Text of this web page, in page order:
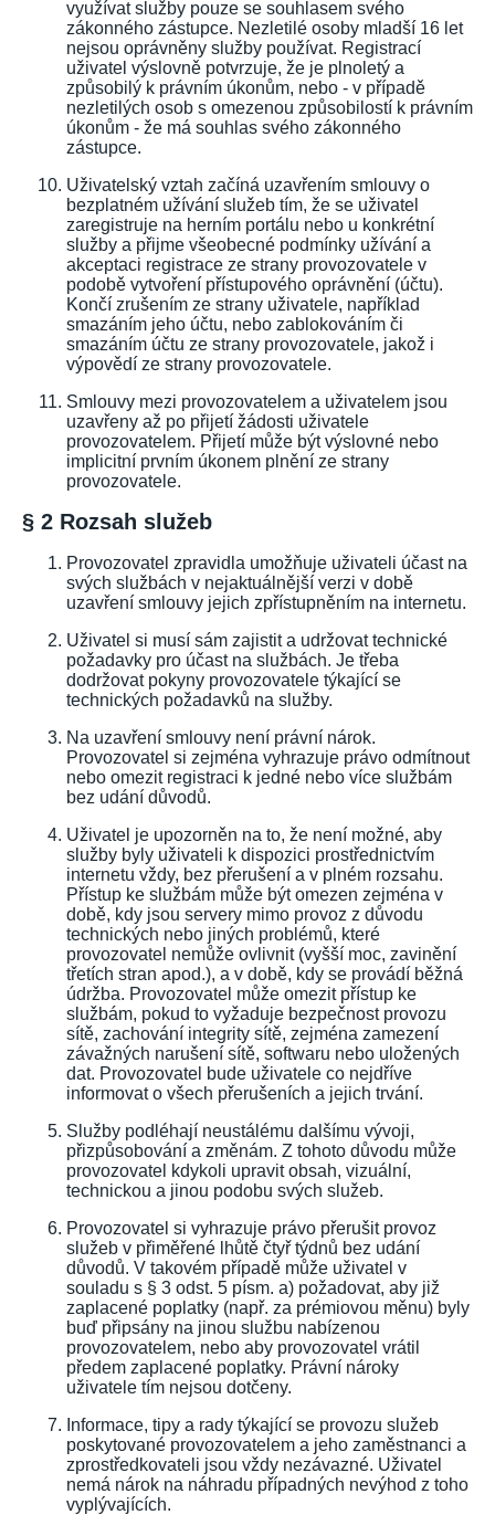
využívat služby pouze se souhlasem svého
zákonného zástupce. Nezletilé osoby mladší 16 let
nejsou oprávněny služby používat. Registrací
uživatel výslovně potvrzuje, že je plnoletý a
způsobilý k právním úkonům, nebo - v případě
nezletilých osob s omezenou způsobilostí k právním
úkonům - že má souhlas svého zákonného
zástupce.
Uživatelský vztah začíná uzavřením smlouvy o
bezplatném užívání služeb tím, že se uživatel
zaregistruje na herním portálu nebo u konkrétní
služby a přijme všeobecné podmínky užívání a
akceptaci registrace ze strany provozovatele v
podobě vytvoření přístupového oprávnění (účtu).
Končí zrušením ze strany uživatele, například
smazáním jeho účtu, nebo zablokováním či
smazáním účtu ze strany provozovatele, jakož i
výpovědí ze strany provozovatele.
Smlouvy mezi provozovatelem a uživatelem jsou
uzavřeny až po přijetí žádosti uživatele
provozovatelem. Přijetí může být výslovné nebo
implicitní prvním úkonem plnění ze strany
provozovatele.
§ 2 Rozsah služeb
Provozovatel zpravidla umožňuje uživateli účast na
svých službách v nejaktuálnější verzi v době
uzavření smlouvy jejich zpřístupněním na internetu.
Uživatel si musí sám zajistit a udržovat technické
požadavky pro účast na službách. Je třeba
dodržovat pokyny provozovatele týkající se
technických požadavků na služby.
Na uzavření smlouvy není právní nárok.
Provozovatel si zejména vyhrazuje právo odmítnout
nebo omezit registraci k jedné nebo více službám
bez udání důvodů.
Uživatel je upozorněn na to, že není možné, aby
služby byly uživateli k dispozici prostřednictvím
internetu vždy, bez přerušení a v plném rozsahu.
Přístup ke službám může být omezen zejména v
době, kdy jsou servery mimo provoz z důvodu
technických nebo jiných problémů, které
provozovatel nemůže ovlivnit (vyšší moc, zavinění
třetích stran apod.), a v době, kdy se provádí běžná
údržba. Provozovatel může omezit přístup ke
službám, pokud to vyžaduje bezpečnost provozu
sítě, zachování integrity sítě, zejména zamezení
závažných narušení sítě, softwaru nebo uložených
dat. Provozovatel bude uživatele co nejdříve
informovat o všech přerušeních a jejich trvání.
Služby podléhají neustálému dalšímu vývoji,
přizpůsobování a změnám. Z tohoto důvodu může
provozovatel kdykoli upravit obsah, vizuální,
technickou a jinou podobu svých služeb.
Provozovatel si vyhrazuje právo přerušit provoz
služeb v přiměřené lhůtě čtyř týdnů bez udání
důvodů. V takovém případě může uživatel v
souladu s § 3 odst. 5 písm. a) požadovat, aby již
zaplacené poplatky (např. za prémiovou měnu) byly
buď připsány na jinou službu nabízenou
provozovatelem, nebo aby provozovatel vrátil
předem zaplacené poplatky. Právní nároky
uživatele tím nejsou dotčeny.
Informace, tipy a rady týkající se provozu služeb
poskytované provozovatelem a jeho zaměstnanci a
zprostředkovateli jsou vždy nezávazné. Uživatel
nemá nárok na náhradu případných nevýhod z toho
vyplývajících.